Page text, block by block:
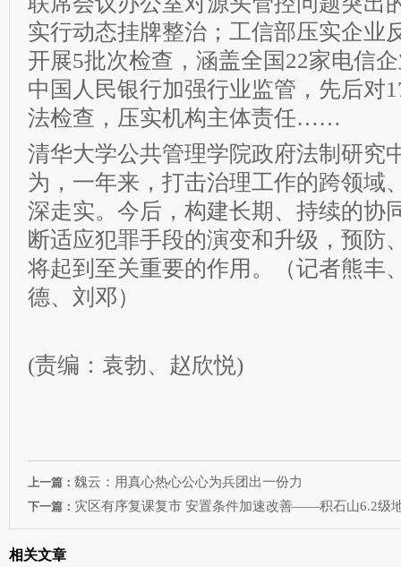
实行动态挂牌整治；工信部压实企业
开展5批次检查，涵盖全国22家电信
中国人民银行加强行业监管，先后对
法检查，压实机构主体责任……
清华大学公共管理学院政府法制研究
为，一年来，打击治理工作的跨领域
深走实。今后，构建长期、持续的协
断适应犯罪手段的演变和升级，预防
将起到至关重要的作用。（记者熊丰
德、刘邓）
(责编：袁勃、赵欣悦)
上一篇： 魏云：用真心热心公心为兵团出一份力
下一篇： 灾区有序复课复市 安置条件加速改善——积石山6.2级
相关文章